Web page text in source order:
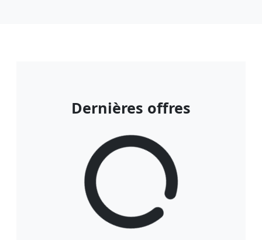
Dernières offres